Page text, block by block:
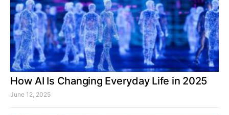
How AI Is Changing Everyday Life in 2025
June 12, 2025